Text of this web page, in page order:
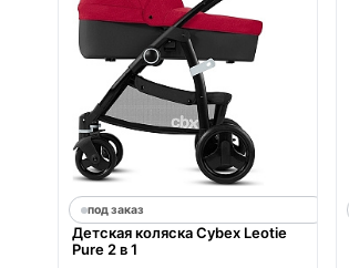
под заказ
Детская коляска Cybex Leotie
Pure 2 в 1